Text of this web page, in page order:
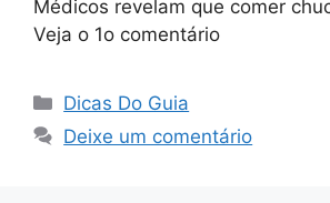
Médicos revelam que comer
Veja o 1o comentário
Categorias
Dicas Do Guia
Deixe um comentário